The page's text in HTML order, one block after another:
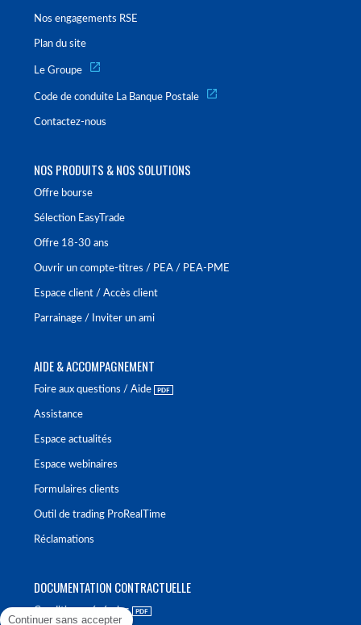
Nos engagements RSE
Plan du site
Le Groupe
Code de conduite La Banque Postale
Contactez-nous
NOS PRODUITS & NOS SOLUTIONS
Offre bourse
Sélection EasyTrade
Offre 18-30 ans
Ouvrir un compte-titres / PEA / PEA-PME
Espace client / Accès client
Parrainage / Inviter un ami
AIDE & ACCOMPAGNEMENT
Foire aux questions / Aide
Assistance
Espace actualités
Espace webinaires
Formulaires clients
Outil de trading ProRealTime
Réclamations
DOCUMENTATION CONTRACTUELLE
Conditions générales
Continuer sans accepter